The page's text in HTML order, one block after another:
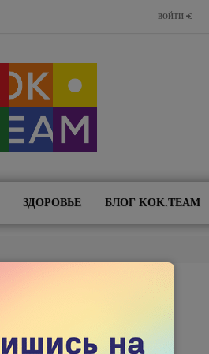
ВОЙТИ
ЗДОРОВЬЕ БЛОГ KOK.TEAM